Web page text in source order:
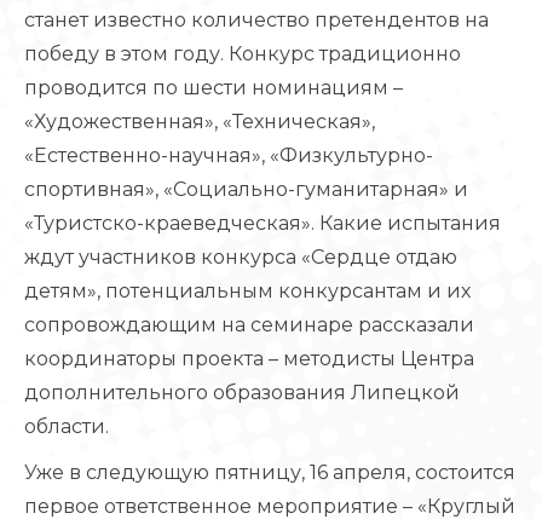
станет известно количество претендентов на
победу в этом году. Конкурс традиционно
проводится по шести номинациям –
«Художественная», «Техническая»,
«Естественно-научная», «Физкультурно-
спортивная», «Социально-гуманитарная» и
«Туристско-краеведческая». Какие испытания
ждут участников конкурса «Сердце отдаю
детям», потенциальным конкурсантам и их
сопровождающим на семинаре рассказали
координаторы проекта – методисты Центра
дополнительного образования Липецкой
области.
Уже в следующую пятницу, 16 апреля, состоится
первое ответственное мероприятие – «Круглый